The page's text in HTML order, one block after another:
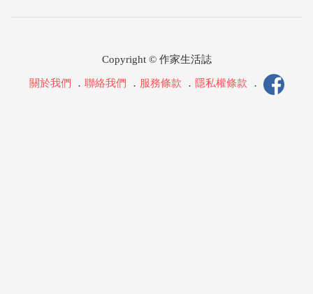
Copyright © 作家生活誌
關於我們 ． 聯絡我們 ． 服務條款 ． 隱私權條款 ．